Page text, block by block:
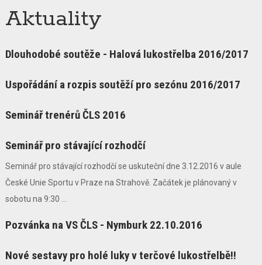
Aktuality
Dlouhodobé soutěže - Halová lukostřelba 2016/2017
Uspořádání a rozpis soutěží pro sezónu 2016/2017
Seminář trenérů ČLS 2016
Seminář pro stávající rozhodčí
Seminář pro stávající rozhodčí se uskuteční dne 3.12.2016 v aule
České Unie Sportu v Praze na Strahově. Začátek je plánovaný v
sobotu na 9:30 ...
Pozvánka na VS ČLS - Nymburk 22.10.2016
Nové sestavy pro holé luky v terčové lukostřelbě!!